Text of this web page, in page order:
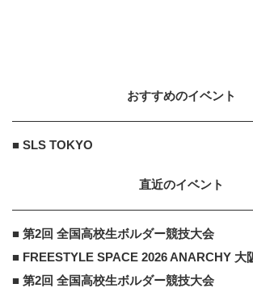
おすすめのイベント
■ SLS TOKYO
直近のイベント
■ 第2回 全国高校生ボルダー競技大会
■ FREESTYLE SPACE 2026 ANARCHY 大
■ 第2回 全国高校生ボルダー競技大会